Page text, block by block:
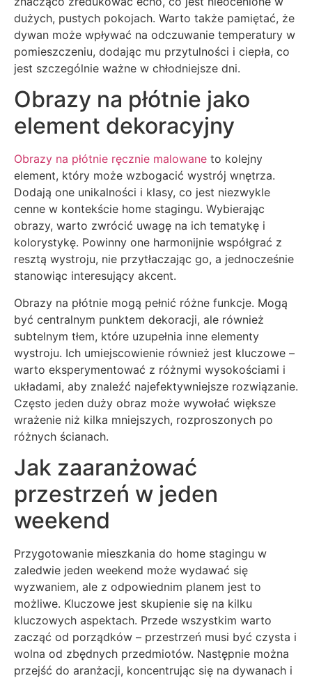
dużych, pustych pokojach. Warto także pamiętać, że
dywan może wpływać na odczuwanie temperatury w
pomieszczeniu, dodając mu przytulności i ciepła, co
jest szczególnie ważne w chłodniejsze dni.
Obrazy na płótnie jako
element dekoracyjny
Obrazy na płótnie ręcznie malowane to kolejny
element, który może wzbogacić wystrój wnętrza.
Dodają one unikalności i klasy, co jest niezwykle
cenne w kontekście home stagingu. Wybierając
obrazy, warto zwrócić uwagę na ich tematykę i
kolorystykę. Powinny one harmonijnie współgrać z
resztą wystroju, nie przytłaczając go, a jednocześnie
stanowiąc interesujący akcent.
Obrazy na płótnie mogą pełnić różne funkcje. Mogą
być centralnym punktem dekoracji, ale również
subtelnym tłem, które uzupełnia inne elementy
wystroju. Ich umiejscowienie również jest kluczowe –
warto eksperymentować z różnymi wysokościami i
układami, aby znaleźć najefektywniejsze rozwiązanie.
Często jeden duży obraz może wywołać większe
wrażenie niż kilka mniejszych, rozproszonych po
różnych ścianach.
Jak zaaranżować
przestrzeń w jeden
weekend
Przygotowanie mieszkania do home stagingu w
zaledwie jeden weekend może wydawać się
wyzwaniem, ale z odpowiednim planem jest to
możliwe. Kluczowe jest skupienie się na kilku
kluczowych aspektach. Przede wszystkim warto
zacząć od porządków – przestrzeń musi być czysta i
wolna od zbędnych przedmiotów. Następnie można
przejść do aranżacji, koncentrując się na dywanach i